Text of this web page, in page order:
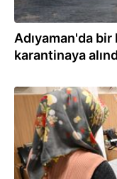
Adıyaman'da
karantinaya
27.12.2024